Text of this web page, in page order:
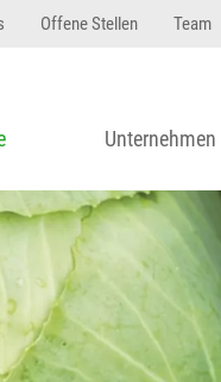
Offene Stellen Team
Unternehmen